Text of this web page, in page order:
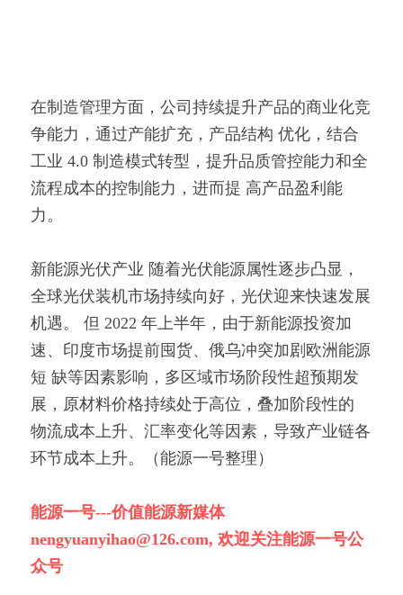
在制造管理方面，公司持续提升产品的商业化竞
争能力，通过产能扩充，产品结构 优化，结合
工业 4.0 制造模式转型，提升品质管控能力和全
流程成本的控制能力，进而提 高产品盈利能
力。
新能源光伏产业 随着光伏能源属性逐步凸显，
全球光伏装机市场持续向好，光伏迎来快速发展
机遇。 但 2022 年上半年，由于新能源投资加
速、印度市场提前囤货、俄乌冲突加剧欧洲能源
短 缺等因素影响，多区域市场阶段性超预期发
展，原材料价格持续处于高位，叠加阶段性的
物流成本上升、汇率变化等因素，导致产业链各
环节成本上升。（能源一号整理）
能源一号---价值能源新媒体
nengyuanyihao@126.com, 欢迎关注能源一号公
众号